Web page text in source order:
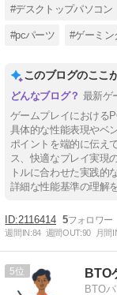
#デスクトップパソコン
#pcパーツ #ゲーミン
このブログのここ
最新ゲ
ゲームプレイにおける
具体的な性能表現やベ
ポイントを端的に伝え
ス、快適なプレイ実現
トルに合わせた実践的
詳細な性能基準の理解
2116414 5
週間IN:84 週間OUT:90 月間
5 BTO
BTO